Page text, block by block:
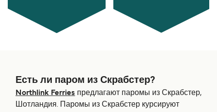
Есть ли паром из Скрабстер?
Northlink Ferries предлагают паромы из Скрабстер,
Шотландия. Паромы из Скрабстер курсируют